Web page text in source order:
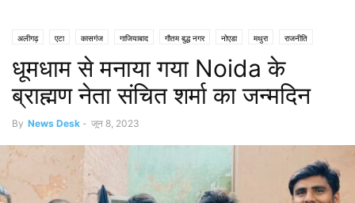
अलीगढ़ एटा कासगंज गाजियाबाद गौतम बुद्ध नगर नोएडा मथुरा राजनीति
धूमधाम से मनाया गया Noida के
ब्राह्मण नेता संचित शर्मा का जन्मदिन
By News Desk - जून 8, 2023